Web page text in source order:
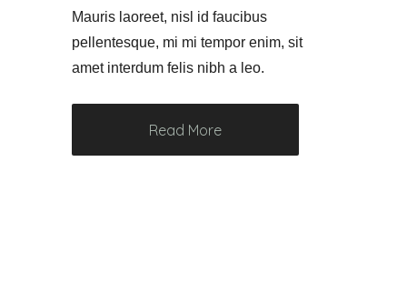
Mauris laoreet, nisl id faucibus
pellentesque, mi mi tempor enim, sit
amet interdum felis nibh a leo.
Read More